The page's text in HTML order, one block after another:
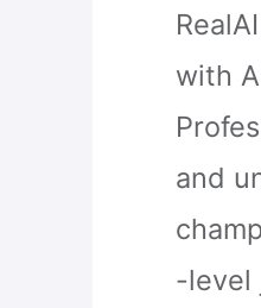
with
and
-level